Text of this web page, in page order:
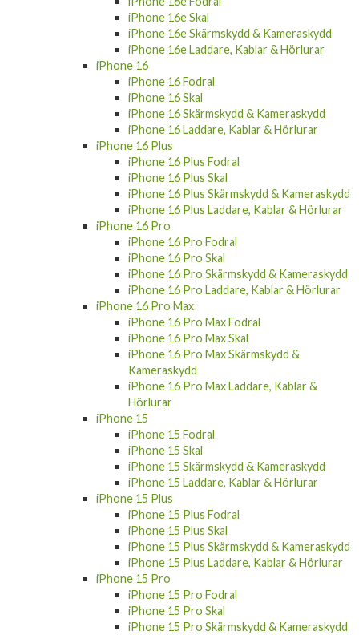
iPhone 16e Skal
iPhone 16e Skärmskydd & Kameraskydd
iPhone 16e Laddare, Kablar & Hörlurar
iPhone 16
iPhone 16 Fodral
iPhone 16 Skal
iPhone 16 Skärmskydd & Kameraskydd
iPhone 16 Laddare, Kablar & Hörlurar
iPhone 16 Plus
iPhone 16 Plus Fodral
iPhone 16 Plus Skal
iPhone 16 Plus Skärmskydd & Kameraskydd
iPhone 16 Plus Laddare, Kablar & Hörlurar
iPhone 16 Pro
iPhone 16 Pro Fodral
iPhone 16 Pro Skal
iPhone 16 Pro Skärmskydd & Kameraskydd
iPhone 16 Pro Laddare, Kablar & Hörlurar
iPhone 16 Pro Max
iPhone 16 Pro Max Fodral
iPhone 16 Pro Max Skal
iPhone 16 Pro Max Skärmskydd &
Kameraskydd
iPhone 16 Pro Max Laddare, Kablar &
Hörlurar
iPhone 15
iPhone 15 Fodral
iPhone 15 Skal
iPhone 15 Skärmskydd & Kameraskydd
iPhone 15 Laddare, Kablar & Hörlurar
iPhone 15 Plus
iPhone 15 Plus Fodral
iPhone 15 Plus Skal
iPhone 15 Plus Skärmskydd & Kameraskydd
iPhone 15 Plus Laddare, Kablar & Hörlurar
iPhone 15 Pro
iPhone 15 Pro Fodral
iPhone 15 Pro Skal
iPhone 15 Pro Skärmskydd & Kameraskydd